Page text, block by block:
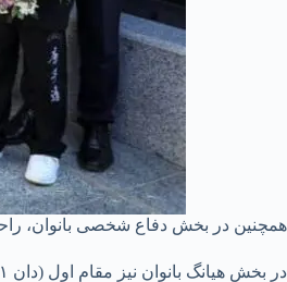
همچنین در بخش دفاع شخصی بانوان،